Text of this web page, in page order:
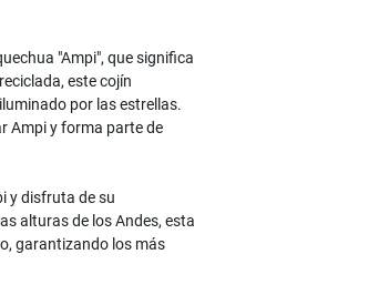
"Ampi", que significa
este cojín
por las estrellas.
Ampi y forma parte de
y disfruta de su
alturas de los Andes, esta
garantizando los más